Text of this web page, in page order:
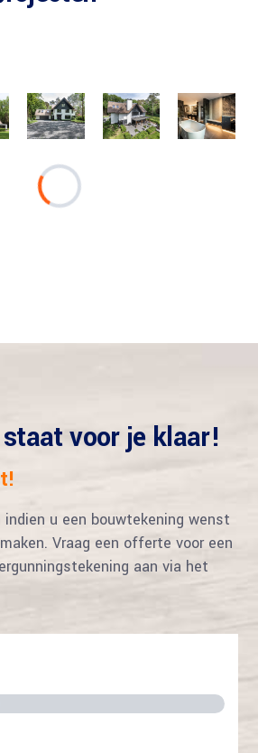
voor je klaar!
indien u een bouwtekening wenst
Vraag een offerte voor een
aan via het